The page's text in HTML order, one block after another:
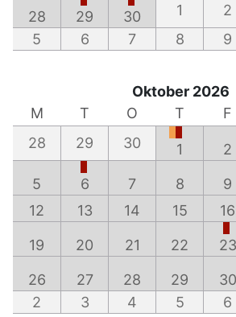
28 29 30 1 2
5
6 7 8 9
Oktober 2026
M
T O T F
28
29 30 1 2
5 6 7 8 9
12
13 14 15 16
19 20 21 22 23
26 27 28 29 30
2
3 4 5 6